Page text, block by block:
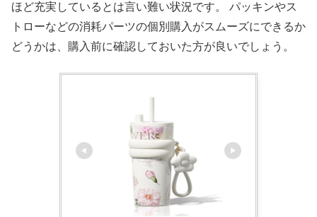
ほど充実しているとは言い難い状況です。 パッキンやス
トローなどの消耗パーツの個別購入がスムーズにできるか
どうかは、購入前に確認しておいた方が良いでしょう。